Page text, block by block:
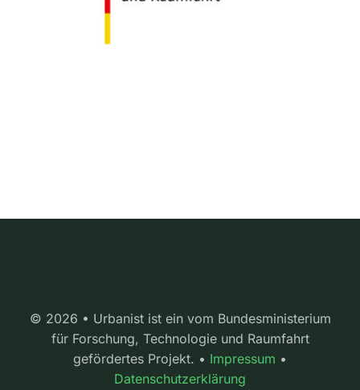
© 2026 • Urbanist ist ein vom Bundesministerium
für Forschung, Technologie und Raumfahrt
gefördertes Projekt. • Impressum •
Datenschutzerklärung